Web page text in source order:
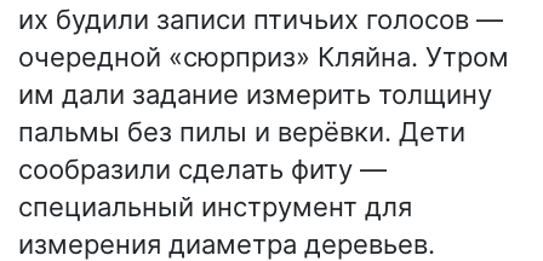
их будили записи птичьих голосов —
очередной «сюрприз» Кляйна. Утром
им дали задание измерить толщину
пальмы без пилы и верёвки. Дети
сообразили сделать фиту —
специальный инструмент для
измерения диаметра деревьев.